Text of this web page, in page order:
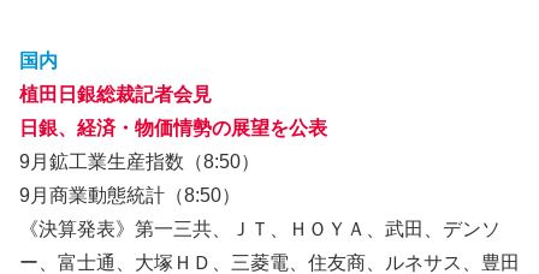
国内
植田日銀総裁記者会見
日銀、経済・物価情勢の展望を公表
9月鉱工業生産指数（8:50）
9月商業動態統計（8:50）
《決算発表》第一三共、ＪＴ、ＨＯＹＡ、武田、デンソ
ー、富士通、大塚ＨＤ、三菱電、住友商、ルネサス、豊田